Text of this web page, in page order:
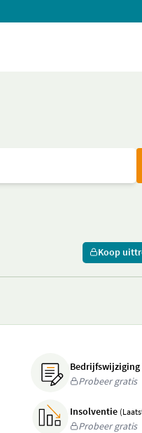
Koop
Bedrijfswijziging
Probeer gratis
Insolventie
Probeer gratis